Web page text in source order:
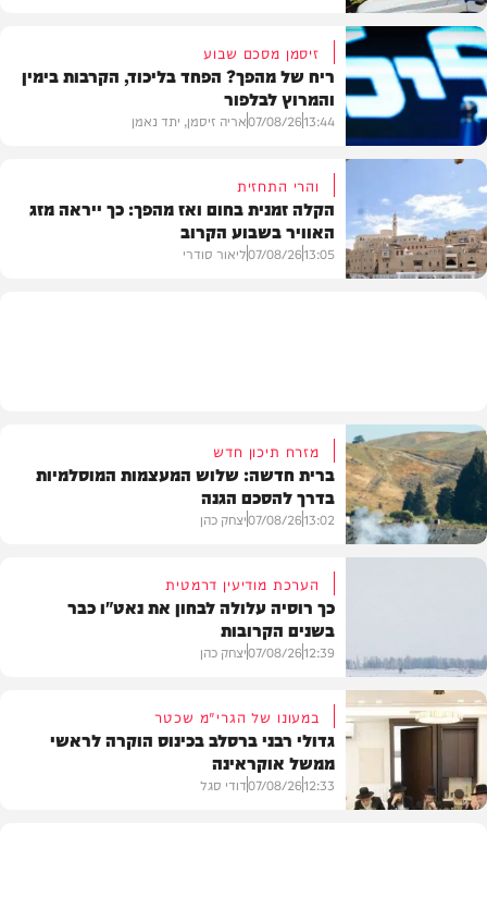
בארץ
פוליטי
זיסמן מסכם שבוע
ריח של מהפך? הפחד בליכוד, הקרבות בימין
והמרוץ לבלפור
13:44
07/08/26אריה זיסמן, יתד נאמן
והרי התחזית
הקלה זמנית בחום ואז מהפך: כך ייראה מזג
האוויר בשבוע הקרוב
13:05
07/08/26ליאור סודרי
מזרח תיכון חדש
ברית חדשה: שלוש המעצמות המוסלמיות
בדרך להסכם הגנה
13:02
07/08/26יצחק כהן
הערכת מודיעין דרמטית
כך רוסיה עלולה לבחון את נאט"ו כבר
בשנים הקרובות
12:39
07/08/26יצחק כהן
במעונו של הגרי"מ שכטר
גדולי רבני ברסלב בכינוס הוקרה לראשי
ממשל אוקראינה
12:33
07/08/26דודי סגל